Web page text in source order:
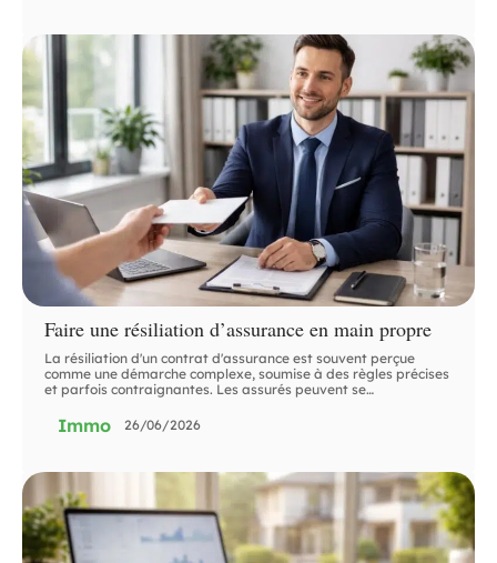
Faire une résiliation d’assurance en main propre
La résiliation d'un contrat d'assurance est souvent perçue
comme une démarche complexe, soumise à des règles précises
et parfois contraignantes. Les assurés peuvent se…
Immo 26/06/2026